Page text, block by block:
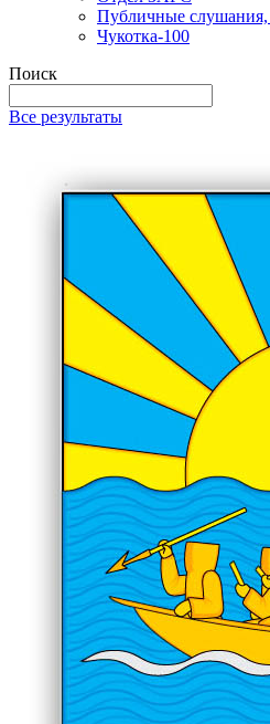
Публичные слушания,
Чукотка-100
Поиск
Все результаты